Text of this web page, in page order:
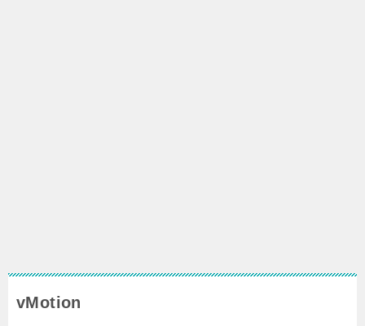
vMotion